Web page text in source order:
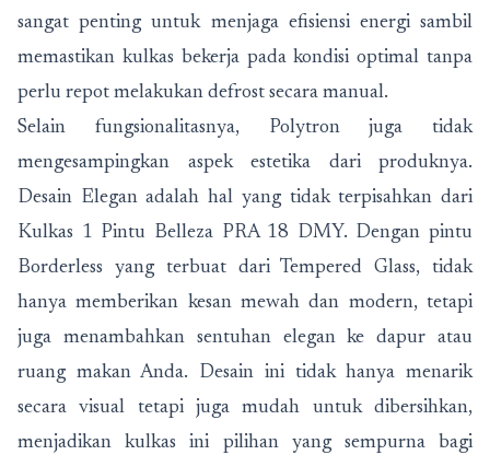
sangat penting untuk menjaga efisiensi energi sambil
memastikan kulkas bekerja pada kondisi optimal tanpa
perlu repot melakukan defrost secara manual.
Selain fungsionalitasnya, Polytron juga tidak
mengesampingkan aspek estetika dari produknya.
Desain Elegan adalah hal yang tidak terpisahkan dari
Kulkas 1 Pintu Belleza PRA 18 DMY. Dengan pintu
Borderless yang terbuat dari Tempered Glass, tidak
hanya memberikan kesan mewah dan modern, tetapi
juga menambahkan sentuhan elegan ke dapur atau
ruang makan Anda. Desain ini tidak hanya menarik
secara visual tetapi juga mudah untuk dibersihkan,
menjadikan kulkas ini pilihan yang sempurna bagi